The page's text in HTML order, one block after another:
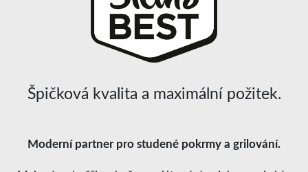
Špičková kvalita a maximální požitek.
Moderní partner pro studené pokrmy a grilování.